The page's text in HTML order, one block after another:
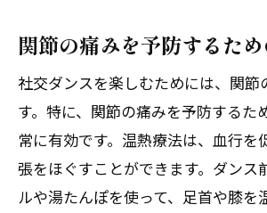
関節の痛みを予防するた
社交ダンスを楽しむためには、関節
す。特に、関節の痛みを予防するた
常に有効です。温熱療法は、血行を
張をほぐすことができます。ダンス
ルや湯たんぽを使って、足首や膝を